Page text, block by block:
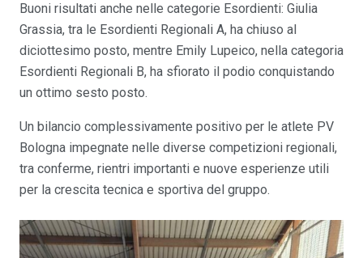
Buoni risultati anche nelle categorie Esordienti: Giulia
Grassia, tra le Esordienti Regionali A, ha chiuso al
diciottesimo posto, mentre Emily Lupeico, nella categoria
Esordienti Regionali B, ha sfiorato il podio conquistando
un ottimo sesto posto.
Un bilancio complessivamente positivo per le atlete PV
Bologna impegnate nelle diverse competizioni regionali,
tra conferme, rientri importanti e nuove esperienze utili
per la crescita tecnica e sportiva del gruppo.